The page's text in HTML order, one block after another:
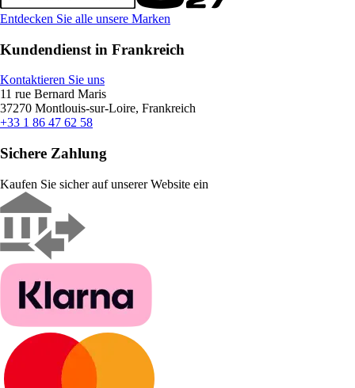
Entdecken Sie alle unsere Marken
Kundendienst in Frankreich
Kontaktieren Sie uns
11 rue Bernard Maris
37270 Montlouis-sur-Loire, Frankreich
+33 1 86 47 62 58
Sichere Zahlung
Kaufen Sie sicher auf unserer Website ein